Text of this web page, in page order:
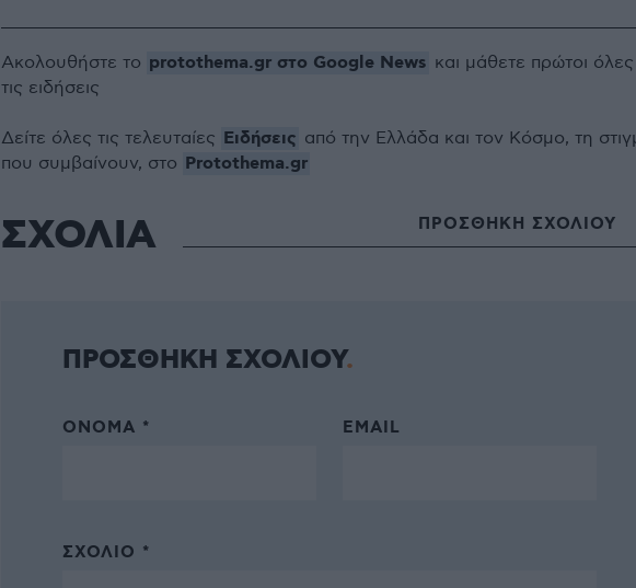
Ακολουθήστε το protothema.gr στο Google News και μάθετε πρώτοι όλες
τις ειδήσεις
Δείτε όλες τις τελευταίες Ειδήσεις από την Ελλάδα και τον Κόσμο, τη
που συμβαίνουν, στο Protothema.gr
ΣΧΟΛΙΑ ΠΡΟΣΘΗΚΗ ΣΧΟΛΙΟΥ
ΠΡΟΣΘΗΚΗ ΣΧΟΛΙΟΥ
ΌΝΟΜΑ * EMAIL
ΣΧΌΛΙΟ *